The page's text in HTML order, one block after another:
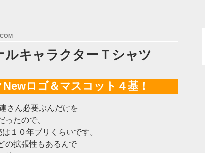
ルキャラクターＴシャツ
ロゴ＆マスコット４基！
さん必要ぶんだけを
ったので、
１０年ブリくらいです。
の拡張性もあるんで